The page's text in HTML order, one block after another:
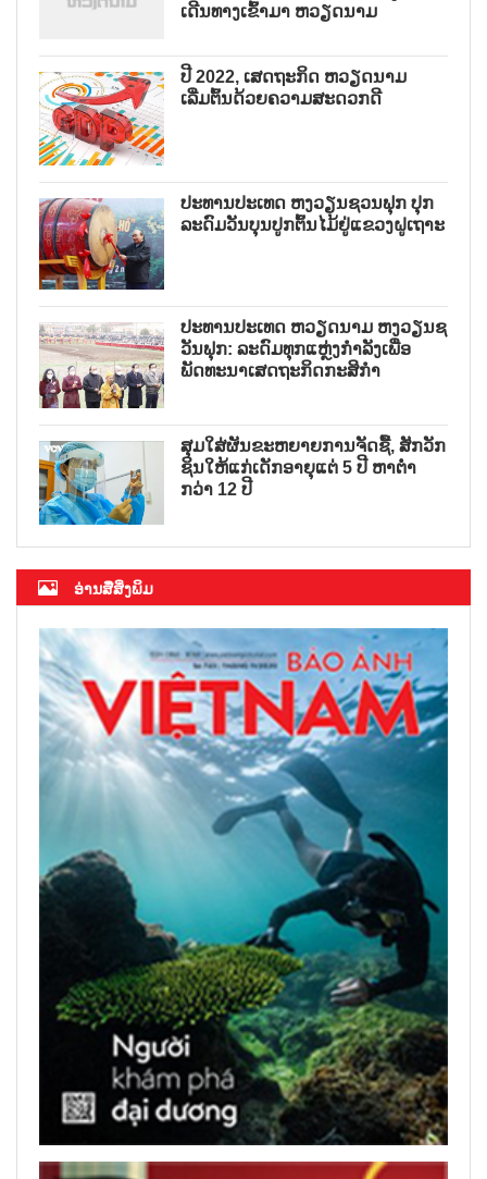
ເດີນທາງເຂົ້າມາ ຫວຽດນາມ
ປີ 2022, ເສດຖະກິດ ຫວຽດນາມ
ເລີ່ມຕົ້ນດ້ວຍຄວາມສະດວກດີ
ປະທານປະເທດ ຫງວຽນຊວນຟຸກ ປຸກ
ລະດົມວັນບຸນປູກຕົ້ນໄມ້ຢູ່ແຂວງຝູເຖາະ
ປະທານປະເທດ ຫວຽດນາມ ຫງວຽນຊ
ວັນຟຸກ: ລະດົມທຸກແຫຼ່ງກຳລັງເພື່ອ
ພັດທະນາເສດຖະກິດກະສິກຳ
ສຸມໃສ່ຜັນຂະຫຍາຍການຈັດຊື້, ສັກວັກ
ຊິນໃຫ້ແກ່ເດັກອາຍຸແຕ່ 5 ປີ ຫາຕ່ຳ
ກວ່າ 12 ປີ
ອ່ານສື່ສິ່ງພິມ